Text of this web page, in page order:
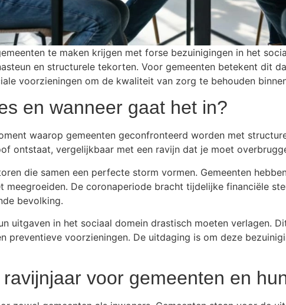
te maken krijgen met forse bezuinigingen in het
en structurele tekorten. Voor gemeenten betekent dit
voorzieningen om de kwaliteit van zorg te behouden
en wanneer gaat het in?
waarop gemeenten geconfronteerd worden met
ontstaat, vergelijkbaar met een ravijn dat je moet
die samen een perfecte storm vormen. Gemeenten
De coronaperiode bracht tijdelijke financiële
bevolking.
uitgaven in het sociaal domein drastisch moeten verlagen.
preventieve voorzieningen. De uitdaging is om deze
voor gemeenten en